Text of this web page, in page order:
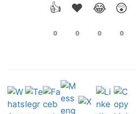
👍
0
❤️
0
😂
0
😲
0